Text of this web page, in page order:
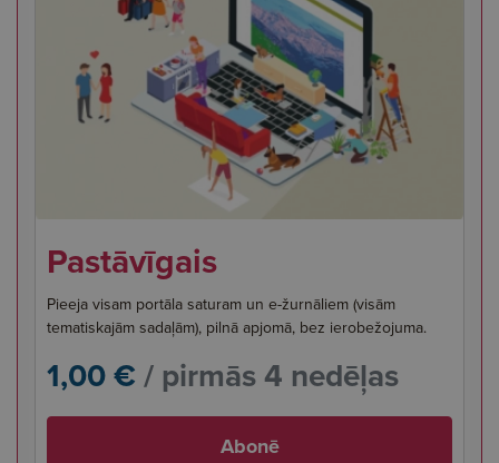
Pastāvīgais
Pieeja visam portāla saturam un e-žurnāliem (visām
tematiskajām sadaļām), pilnā apjomā, bez ierobežojuma.
1,00 €/ pirmās 4 nedēļas
Abonē